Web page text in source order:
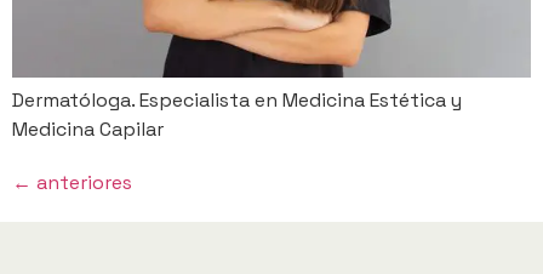
Dermatóloga. Especialista en Medicina Estética y
Medicina Capilar
← anteriores